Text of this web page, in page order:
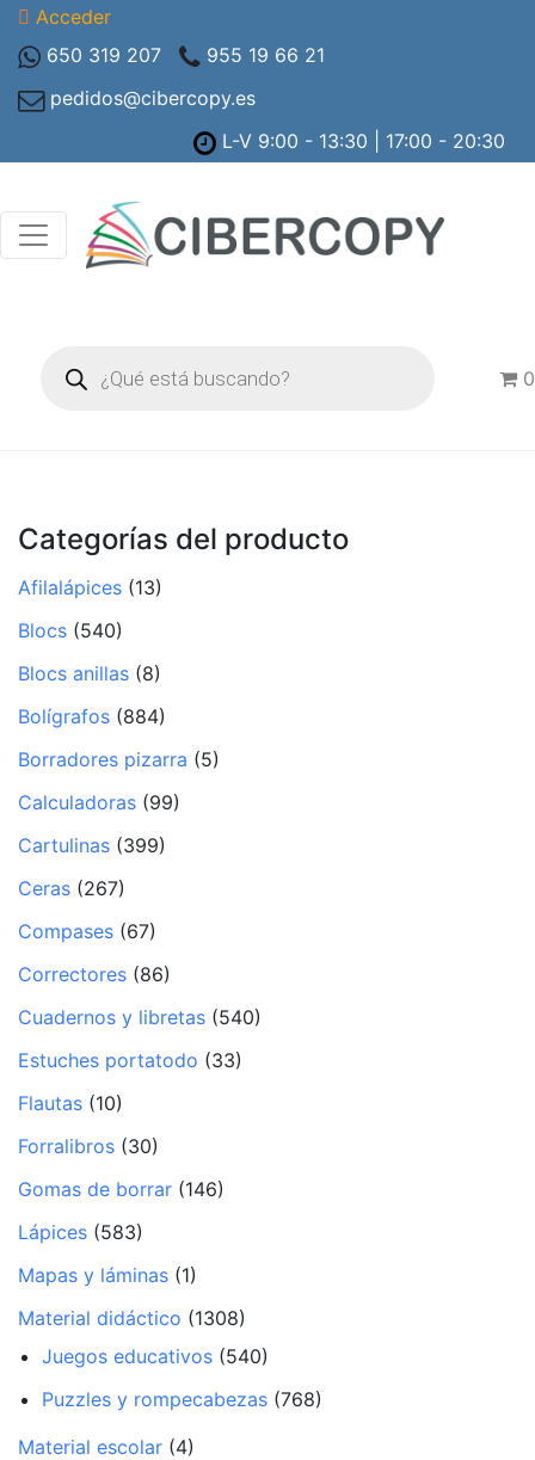
Acceder
650 319 207
955 19 66 21
pedidos@cibercopy.es
L-V 9:00 - 13:30 | 17:00 - 20:30
productos
0
Categorías del producto
Afilalápices (13)
Blocs (540)
Blocs anillas (8)
Bolígrafos (884)
Borradores pizarra (5)
Calculadoras (99)
Cartulinas (399)
Ceras (267)
Compases (67)
Correctores (86)
Cuadernos y libretas (540)
Estuches portatodo (33)
Flautas (10)
Forralibros (30)
Gomas de borrar (146)
Lápices (583)
Mapas y láminas (1)
Material didáctico (1308)
Juegos educativos (540)
Puzzles y rompecabezas (768)
Material escolar (4)